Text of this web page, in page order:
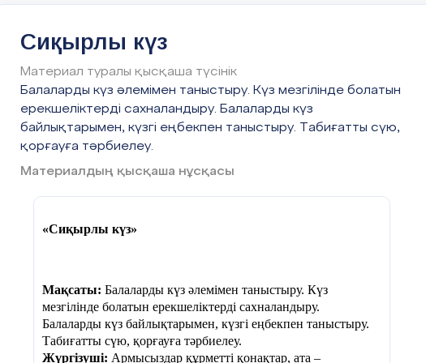
Киіз үй жабдықтарын атап береді.
Сиқырлы күз
Материал туралы қысқаша түсінік
Балаларды күз әлемімен таныстыру. Күз мезгілінде болатын
ерекшеліктерді сахналандыру. Балаларды күз
байлықтарымен, күзгі еңбекпен таныстыру. Табиғатты сүю,
қорғауға тәрбиелеу.
Материалдың қысқаша нұсқасы
«Сиқырлы күз»
Мақсаты: Балаларды күз әлемімен таныстыру. Күз
мезгілінде болатын ерекшеліктерді сахналандыру.
Балаларды күз байлықтарымен, күзгі еңбекпен таныстыру.
Табиғатты сүю, қорғауға тәрбиелеу.
Жүргізуші: Армысыздар құрметті қонақтар, ата –